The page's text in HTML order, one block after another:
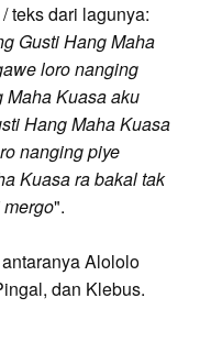
teks dari lagunya:
Gusti Hang Maha
loro nanging
Maha Kuasa aku
Hang Maha Kuasa
nanging piye
Kuasa ra bakal tak
".
Alololo
dan Klebus.